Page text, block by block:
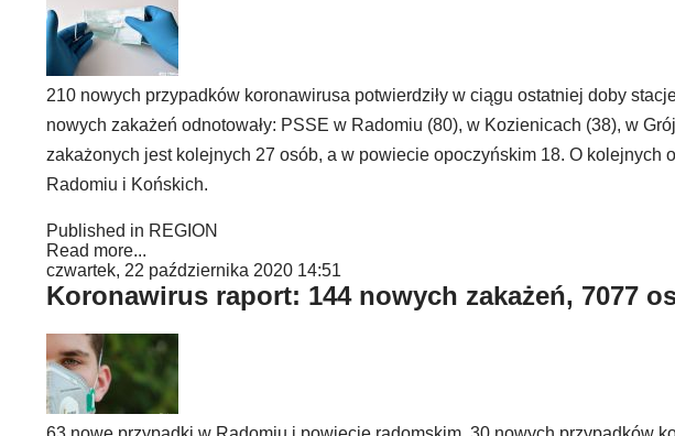
210 nowych przypadków koronawirusa potwierdziły w ciągu ostatniej doby
nowych zakażeń odnotowały: PSSE w Radomiu (80), w Kozienicach (38), w
zakażonych jest kolejnych 27 osób, a w powiecie opoczyńskim 18. O kolejnych
Radomiu i Końskich.
Published in REGION
Read more...
czwartek, 22 października 2020 14:51
Koronawirus raport: 144 nowych zakażeń, 7077